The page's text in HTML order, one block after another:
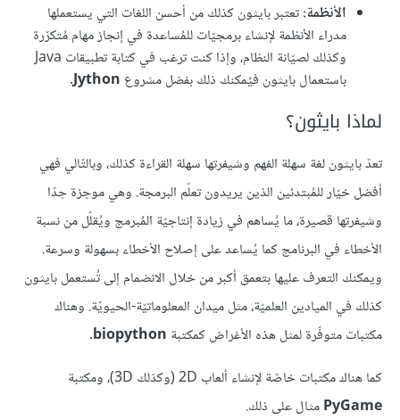
الأنظمة:تعتبر بايثون كذلك من أحسن اللغات التي يستعملها
مدراء الأنظمة لإنشاء برمجيّات للمُساعدة في إنجاز مهام مُتكرّرة
وكذلك لصيّانة النظام، وإذا كنت ترغب في كتابة تطبيقات Java
باستعمال بايثون فيُمكنك ذلك بفضل مشروع Jython
.
لماذا بايثون؟
تعدّ بايثون لغة سهلة الفهم وشيفرتها سهلة القراءة كذلك، وبالتّالي فهي
أفضل خيّار للمُبتدئين الذين يريدون تعلّم البرمجة. وهي موجزة جدّا
وشيفرتها قصيرة، ما يُساهم في زيادة إنتاجيّة المُبرمج ويُقلّل من نسبة
الأخطاء في البرنامج كما يُساعد على إصلاح الأخطاء بسهولة وسرعة.
ويمكنك التعرف عليها بتعمق أكبر من خلال الانضمام إلى تُستعمل بايثون
كذلك في الميادين العلميّة، مثل ميدان المعلوماتيّة-الحيويّة. وهناك
مكتبات متوفّرة لمثل هذه الأغراض كمكتبة biopython
.
كما هناك مكتبات خاصّة لإنشاء ألعاب 2D (وكذلك 3D)، ومكتبة
PyGameمثال على ذلك.